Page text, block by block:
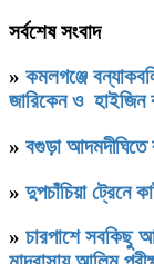
সর্বশেষ সংবাদ
» কমলগঞ্জে
জারিকেন ও হাইজিন
» বগুড়া আদমদীঘিতে
» দুপচাঁচিয়া ট্রেনে
» চারপাশে